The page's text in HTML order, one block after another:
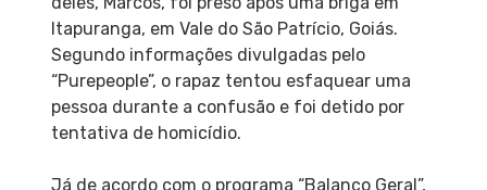
Itapuranga, em Vale do São Patrício, Goiás.
Segundo informações divulgadas pelo
“Purepeople”, o rapaz tentou esfaquear uma
pessoa durante a confusão e foi detido por
tentativa de homicídio.
Já de acordo com o programa “Balanço Geral”,